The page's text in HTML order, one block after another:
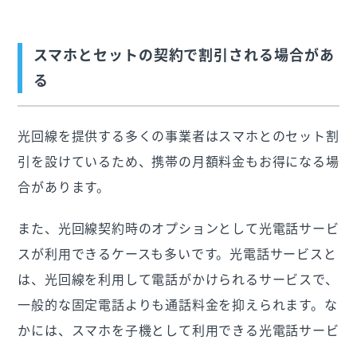
スマホとセットの契約で割引される場合があ
る
光回線を提供する多くの事業者はスマホとのセット割
引を設けているため、携帯の月額料金もお得になる場
合があります。
また、光回線契約時のオプションとして光電話サービ
スが利用できるケースも多いです。光電話サービスと
は、光回線を利用して電話がかけられるサービスで、
一般的な固定電話よりも通話料金を抑えられます。な
かには、スマホを子機として利用できる光電話サービ